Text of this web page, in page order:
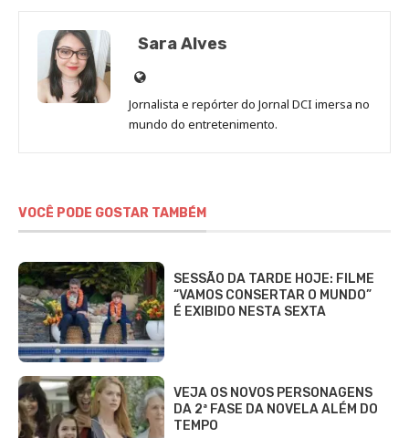
Sara Alves
Site
de
Sara
Jornalista e repórter do Jornal DCI imersa no
mundo do entretenimento.
VOCÊ PODE GOSTAR TAMBÉM
SESSÃO DA TARDE HOJE: FILME
“VAMOS CONSERTAR O MUNDO”
É EXIBIDO NESTA SEXTA
VEJA OS NOVOS PERSONAGENS
DA 2ª FASE DA NOVELA ALÉM DO
TEMPO